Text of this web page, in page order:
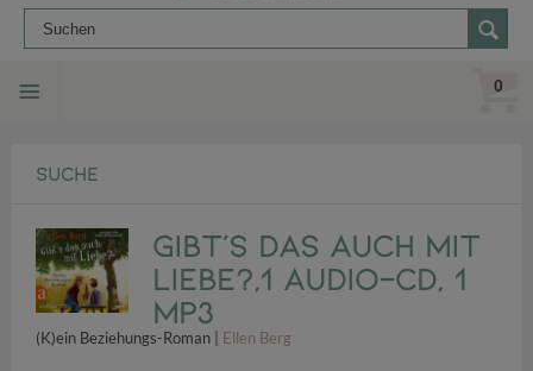
0
SUCHE
Gibt's das auch mit
Liebe?,1 Audio-CD, 1
MP3
(K)ein Beziehungs-Roman | Ellen Berg